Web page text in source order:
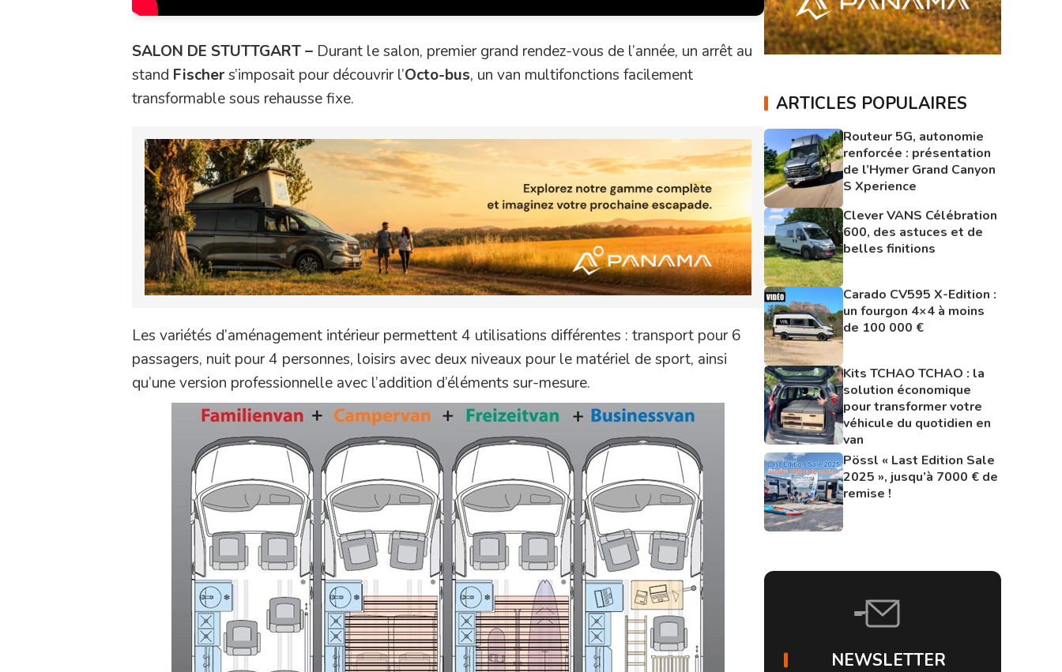
SALON DE STUTTGART – Durant le salon, premier grand rendez-vous de l’année, un arrêt au
stand Fischers’imposait pour découvrir l’Octo-bus, un van multifonctions facilement
transformable sous rehausse fixe.
Les variétés d’aménagement intérieur permettent 4 utilisations différentes : transport pour 6
passagers, nuit pour 4 personnes, loisirs avec deux niveaux pour le matériel de sport, ainsi
qu’une version professionnelle avec l’addition d’éléments sur-mesure.
ARTICLES POPULAIRES
Routeur 5G, autonomie
renforcée : présentation
de l’Hymer Grand Canyon
S Xperience
Clever VANS Célébration
600, des astuces et de
belles finitions
Carado CV595 X-Edition :
un fourgon 4×4 à moins
de 100 000 €
Kits TCHAO TCHAO : la
solution économique
pour transformer votre
véhicule du quotidien en
van
Pössl « Last Edition Sale
2025 », jusqu’à 7000 € de
remise !
NEWSLETTER